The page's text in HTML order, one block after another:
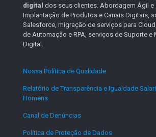
digital dos seus clientes. Abordagem Ágil e
Implantação de Produtos e Canais Digitais,
Salesforce, migração de serviços para
de Automação e RPA, serviços de Suporte e
Digital.
Nossa Política de Qualidade
Relatório de Transparência e Igualdade
Homens
Canal de Denúncias
Política de Proteção de Dados